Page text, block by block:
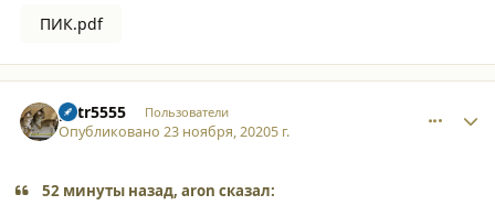
ПИК.pdf
petr5555 Пользователи
Опубликовано23 ноября, 20205 г.
52 минуты назад, aron сказал: